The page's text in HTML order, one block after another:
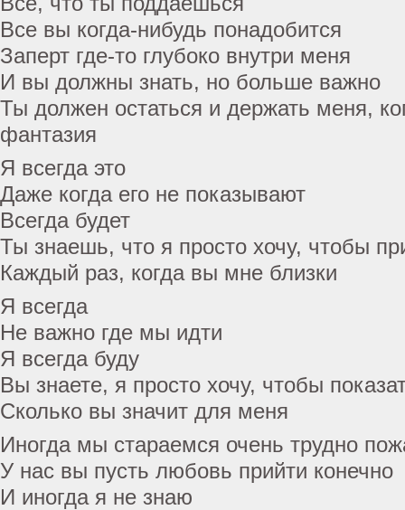
Все вы когда-нибудь понадобится
Заперт где-то глубоко внутри меня
И вы должны знать, но больше важно
Ты должен остаться и держать меня,
фантазия
Я всегда это
Даже когда его не показывают
Всегда будет
Ты знаешь, что я просто хочу, чтобы
Каждый раз, когда вы мне близки
Я всегда
Не важно где мы идти
Я всегда буду
Вы знаете, я просто хочу, чтобы
Сколько вы значит для меня
Иногда мы стараемся очень трудно
У нас вы пусть любовь прийти конечно
И иногда я не знаю